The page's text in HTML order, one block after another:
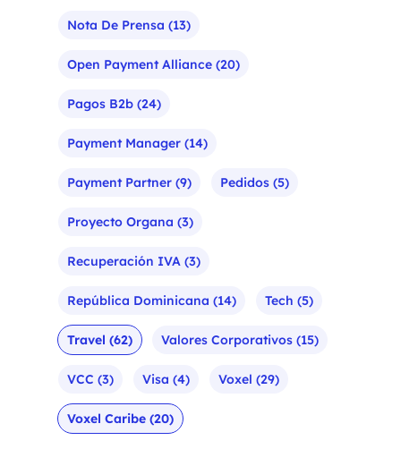
Nota De Prensa (13)
Open Payment Alliance (20)
Pagos B2b (24)
Payment Manager (14)
Payment Partner (9) Pedidos (5)
Proyecto Organa (3)
Recuperación IVA (3)
República Dominicana (14) Tech (5)
Travel (62) Valores Corporativos (15)
VCC (3) Visa (4) Voxel (29)
Voxel Caribe (20)